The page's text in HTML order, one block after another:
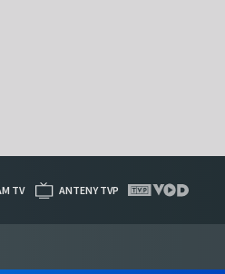
TV ANTENY TVP